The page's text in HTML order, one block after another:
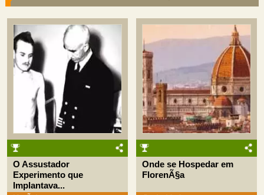
O Assustador
Experimento que
Implantava...
Onde se Hospedar em
FlorenÃ§a